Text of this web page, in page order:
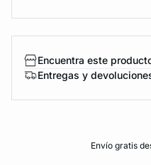
Encuentra este
Entregas y
Envío gratis